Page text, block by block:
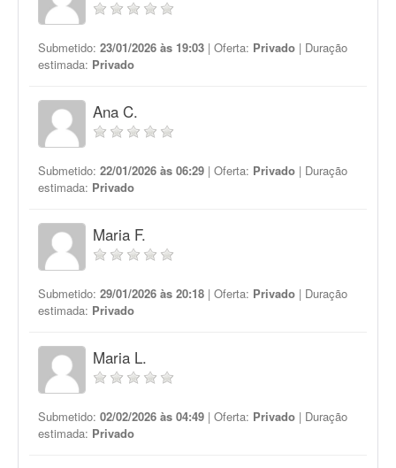
Submetido: 23/01/2026 às 19:03 | Oferta: Privado | Duração
estimada: Privado
Ana C.
Submetido: 22/01/2026 às 06:29 | Oferta: Privado | Duração
estimada: Privado
Maria F.
Submetido: 29/01/2026 às 20:18 | Oferta: Privado | Duração
estimada: Privado
Maria L.
Submetido: 02/02/2026 às 04:49 | Oferta: Privado | Duração
estimada: Privado